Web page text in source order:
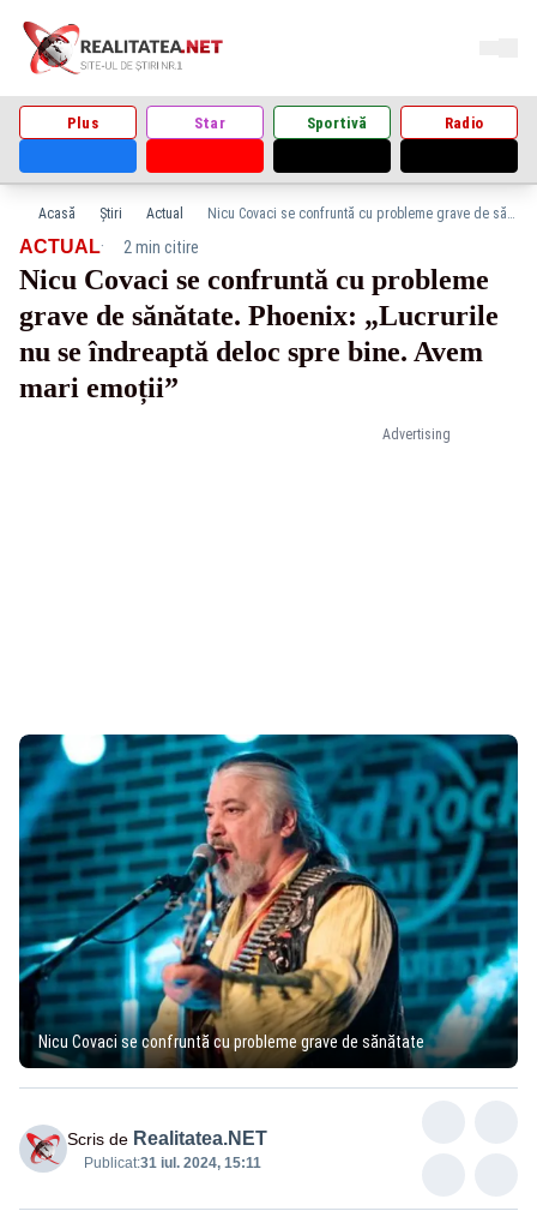
Plus Star Sportivă Radio
Acasă Știri Actual Nicu Covaci se confruntă cu probleme grave de sănătate. Phoenix: „Lucrurile nu se îndreaptă deloc spre bine. Avem mari emoții”
Advertising
ACTUAL· 2 min citire
Nicu Covaci se confruntă cu probleme
grave de sănătate. Phoenix: „Lucrurile
nu se îndreaptă deloc spre bine. Avem
mari emoții”
Nicu Covaci se confruntă cu probleme grave de sănătate
Scris de Realitatea.NET
Publicat:31 iul. 2024, 15:11